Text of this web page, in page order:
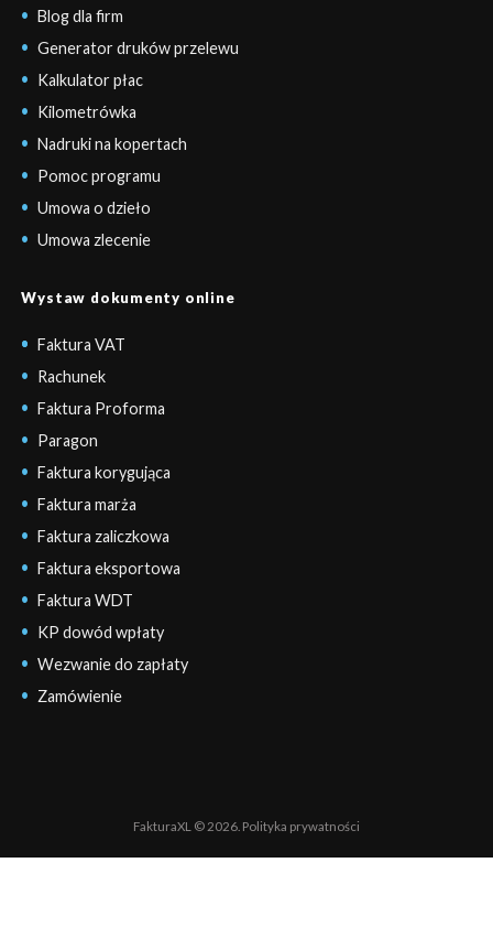
Blog dla firm
Generator druków przelewu
Kalkulator płac
Kilometrówka
Nadruki na kopertach
Pomoc programu
Umowa o dzieło
Umowa zlecenie
Wystaw dokumenty online
Faktura VAT
Rachunek
Faktura Proforma
Paragon
Faktura korygująca
Faktura marża
Faktura zaliczkowa
Faktura eksportowa
Faktura WDT
KP dowód wpłaty
Wezwanie do zapłaty
Zamówienie
FakturaXL © 2026. Polityka prywatności